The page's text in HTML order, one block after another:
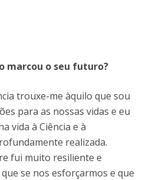
marcou o seu futuro?
trouxe-me àquilo que sou
para as nossas vidas e eu
vida à Ciência e à
realizada.
fui muito resiliente e
se nos esforçarmos e que